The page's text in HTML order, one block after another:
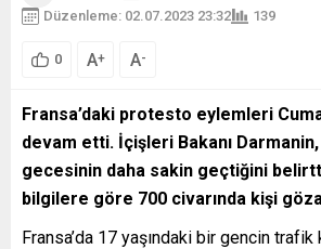
Düzenleme: 02.07.2023 23:32
139
0 A+ A-
Fransa’daki protesto eylemleri
devam etti. İçişleri Bakanı
gecesinin daha sakin geçtiğini
bilgilere göre 700 civarında kişi
Fransa’da 17 yaşındaki bir gencin